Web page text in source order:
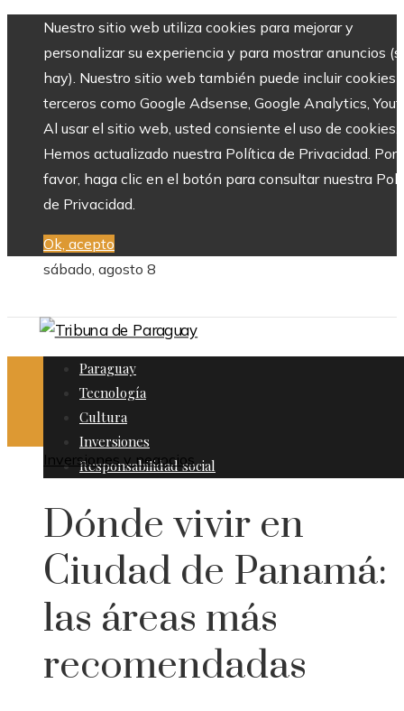
Nuestro sitio web utiliza cookies para mejorar y
personalizar su experiencia y para mostrar anuncios
hay). Nuestro sitio web también puede incluir cookies
terceros como Google Adsense, Google Analytics,
Al usar el sitio web, usted consiente el uso de cookies.
Hemos actualizado nuestra Política de Privacidad. Por
favor, haga clic en el botón para consultar nuestra
de Privacidad.
Ok, acepto
sábado, agosto 8
Paraguay
Tecnología
Cultura
Inversiones
Responsabilidad social
Inversiones y negocios
Dónde vivir en
Ciudad de Panamá:
las áreas más
recomendadas